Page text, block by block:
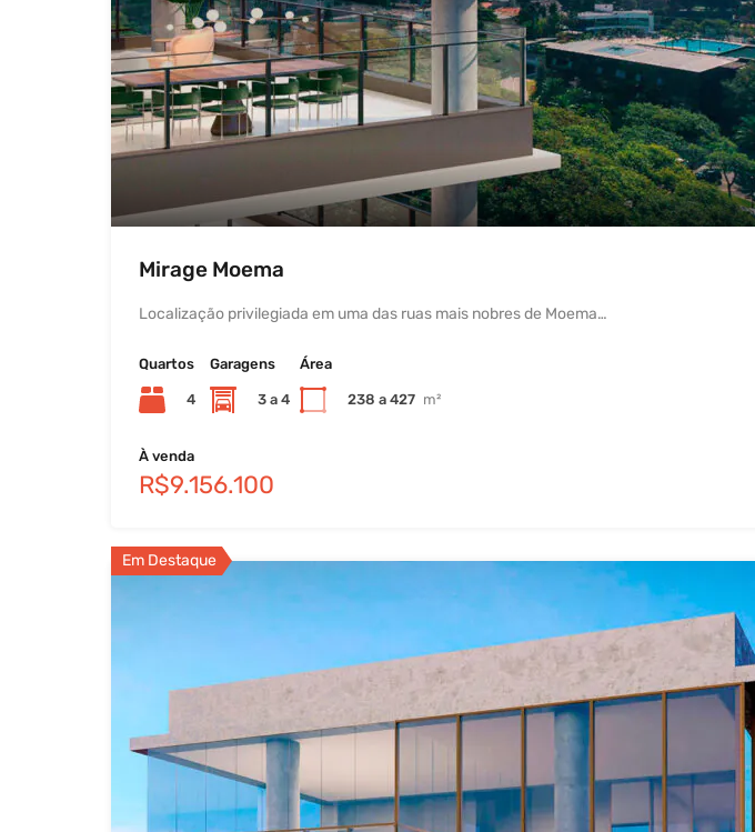
Mirage Moema
Localização privilegiada em uma das ruas mais nobres de Moema…
Quartos
4
Garagens
3 a 4
Área
238 a 427 m²
À venda
R$9.156.100
Em Destaque